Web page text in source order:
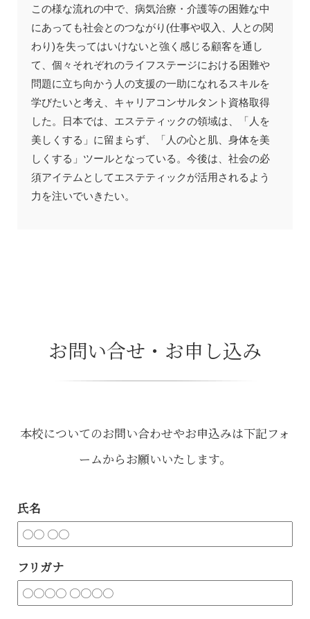
この様な流れの中で、病気治療・介護等の困難な中
にあっても社会とのつながり(仕事や収入、人との関
わり)を失ってはいけないと強く感じる顧客を通し
て、個々それぞれのライフステージにおける困難や
問題に立ち向かう人の支援の一助になれるスキルを
学びたいと考え、キャリアコンサルタント資格取得
した。日本では、エステティックの領域は、「人を
美しくする」に留まらず、「人の心と肌、身体を美
しくする」ツールとなっている。今後は、社会の必
須アイテムとしてエステティックが活用されるよう
力を注いでいきたい。
お問い合せ・お申し込み
本校についてのお問い合わせやお申込みは下記フォ
ームからお願いいたします。
氏名
フリガナ